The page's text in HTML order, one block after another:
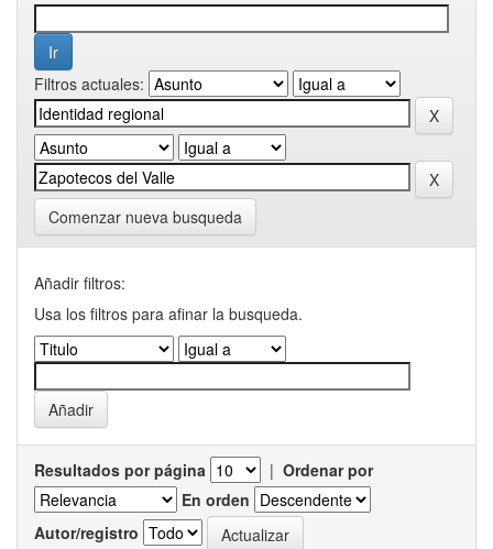
Filtros actuales:
Comenzar nueva busqueda
Añadir filtros:
Usa los filtros para afinar la busqueda.
Resultados por página | Ordenar por
En orden
Autor/registro